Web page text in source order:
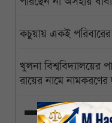
কচুয়ায় একই
খুলনা বিশ্ববিদ্যালয়ের
রায়ের নামে নামকরণের